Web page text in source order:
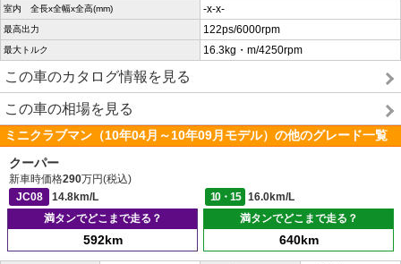
室内 全長x全幅x全高(mm) -x-x-
最高出力 122ps/6000rpm
最大トルク 16.3kg・m/4250rpm
この車のカタログ情報を見る
この車の相場を見る
ミニクラブマン（10年04月～10年09月モデル）の他のグレード一覧
クーパー
新車時価格290万円(税込)
JC08
14.8km/L 10・15
16.0km/L
満タンでどこまで走る？
592km
満タンでどこまで走る？
640km